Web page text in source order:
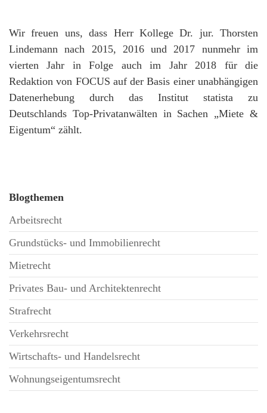
Wir freuen uns, dass Herr Kollege Dr. jur. Thorsten
Lindemann nach 2015, 2016 und 2017 nunmehr im
vierten Jahr in Folge auch im Jahr 2018 für die
Redaktion von FOCUS auf der Basis einer unabhängigen
Datenerhebung durch das Institut statista zu
Deutschlands Top-Privatanwälten in Sachen „Miete &
Eigentum“ zählt.
Blogthemen
Arbeitsrecht
Grundstücks- und Immobilienrecht
Mietrecht
Privates Bau- und Architektenrecht
Strafrecht
Verkehrsrecht
Wirtschafts- und Handelsrecht
Wohnungseigentumsrecht